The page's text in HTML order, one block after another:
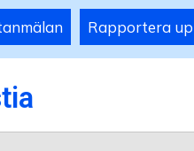
Rapportera